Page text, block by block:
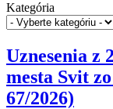
Kategória
Uznesenia z
mesta Svit
67/2026)